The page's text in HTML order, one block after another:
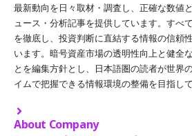
最新動向を日々取材・調査し、正確な数値
ュース・分析記事を提供しています。すべ
を徹底し、投資判断に直結する情報の信頼
います。暗号資産市場の透明性向上と健全
とを編集方針とし、日本語圏の読者が世界
イムで把握できる情報環境の整備を目指して
About Company